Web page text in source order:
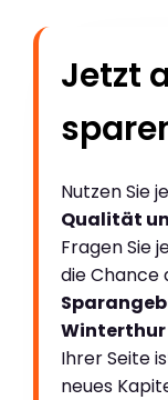
Jetzt
Nutzen Sie
Qualität
Fragen Sie
die Chance
Winterthur
Ihrer Seite
neues